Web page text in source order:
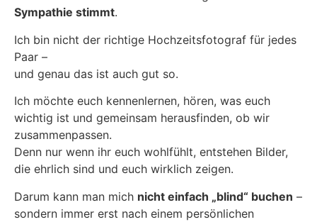
Sympathie stimmt.
Ich bin nicht der richtige Hochzeitsfotograf für jedes
Paar –
und genau das ist auch gut so.
Ich möchte euch kennenlernen, hören, was euch
wichtig ist und gemeinsam herausfinden, ob wir
zusammenpassen.
Denn nur wenn ihr euch wohlfühlt, entstehen Bilder,
die ehrlich sind und euch wirklich zeigen.
Darum kann man mich nicht einfach „blind“ buchen –
sondern immer erst nach einem persönlichen